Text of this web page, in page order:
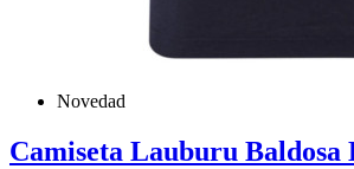
Novedad
Camiseta Lauburu Baldosa